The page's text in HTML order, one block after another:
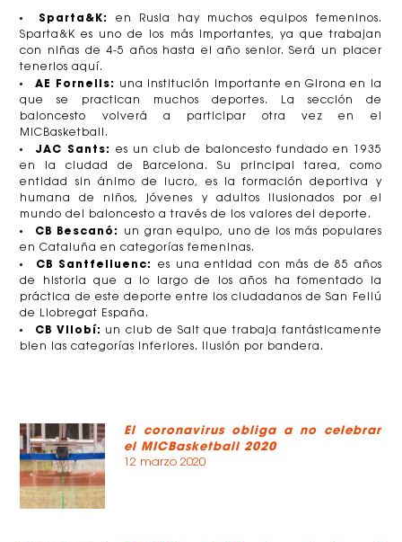
Sparta&K:
en Rusia hay muchos equipos femeninos.
Sparta&K es uno de los más importantes, ya que trabajan
con niñas de 4-5 años hasta el año senior. Será un placer
tenerlos aquí.
AE Fornells:
una institución importante en Girona en la
que se practican muchos deportes. La sección de
baloncesto volverá a participar otra vez en el
MICBasketball.
JAC Sants:es un club de baloncesto fundado en 1935
en la ciudad de Barcelona. Su principal tarea, como
entidad sin ánimo de lucro, es la formación deportiva y
humana de niños, jóvenes y adultos ilusionados por el
mundo del baloncesto a través de los valores del deporte.
CB Bescanó:
un gran equipo, uno de los más populares
en Cataluña en categorías femeninas.
CB Santfeliuenc:
es una entidad con más de 85 años
de historia que a lo largo de los años ha fomentado la
práctica de este deporte entre los ciudadanos de San Feliú
de Llobregat España.
CB Vilobí: un club de Salt que trabaja fantásticamente
bien las categorías inferiores. Ilusión por bandera.
El coronavirus obliga a no celebrar
el MICBasketball 2020
12 marzo 2020